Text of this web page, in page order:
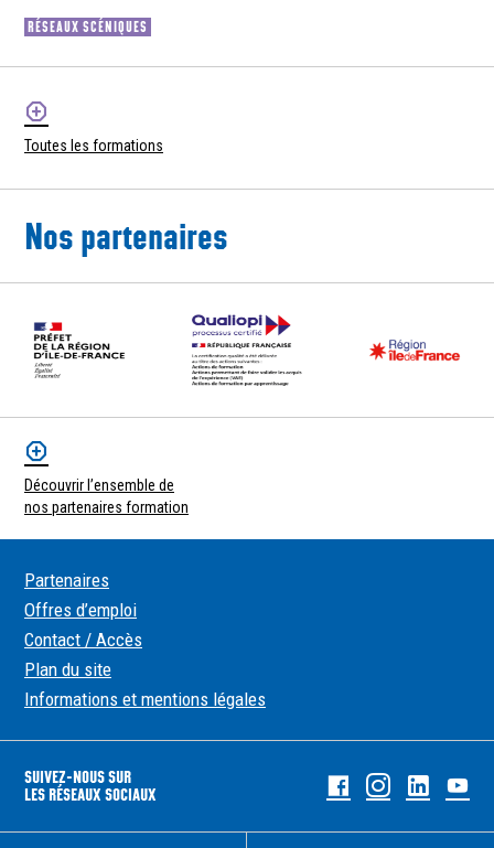
Toutes les formations
RÉSEAUX SCÉNIQUES
Nos partenaires
Découvrir l’ensemble de
nos partenaires formation
Partenaires
Offres d’emploi
Contact / Accès
Plan du site
Informations et mentions légales
SUIVEZ-NOUS SUR
LES RÉSEAUX SOCIAUX
FacebookInstagram